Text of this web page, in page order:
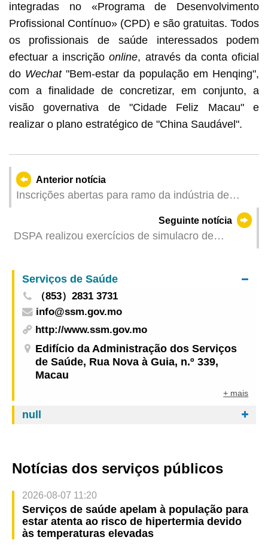
integradas no «Programa de Desenvolvimento
Profissional Contínuo» (CPD) e são gratuitas. Todos
os profissionais de saúde interessados podem
efectuar a inscriçãoonline, através da conta oficial
do Wechat"Bem-estar da população em Henqing",
com a finalidade de concretizar, em conjunto, a
visão governativa de "Cidade Feliz Macau" e
realizar o plano estratégico de "China Saudável".
Anterior notícia
Inscrições abertas para ramo da indústria de
Culturais e Criativas de ShenzhenSeguinte notícia
DSPA realizou exercícios de simulacro de
ambientais
Serviços de Saúde
（853）2831 3731
info@ssm.gov.mo
http://www.ssm.gov.mo
Edifício da Administração dos Serviços
de Saúde, Rua Nova à Guia, n.º 339,
Macau
+ mais
null
Notícias dos serviços públicos
2026-08-07 11:20
Serviços de saúde apelam à população para
estar atenta ao risco de hipertermia devido
às temperaturas elevadas